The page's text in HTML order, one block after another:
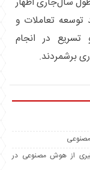
تعاملات و
در انجام
برشمردند.
از هوش مصنوعی در